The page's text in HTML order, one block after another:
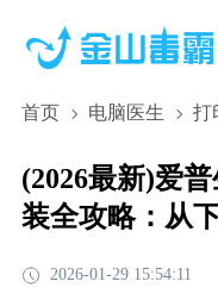
首页 电脑医生 打
(2026最新)爱
装全攻略：从
2026-01-29 15:54:11